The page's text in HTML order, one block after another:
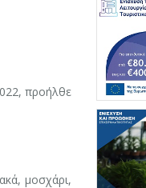
προήλθε
μοσχάρι,